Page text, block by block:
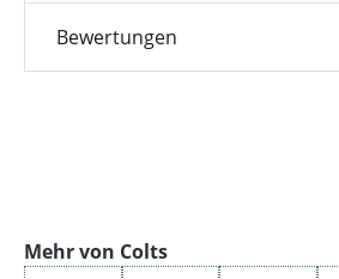
Bewertungen
Produktgalerie überspringen
Mehr von Colts